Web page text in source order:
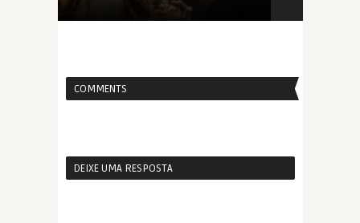
COMMENTS
DEIXE UMA RESPOSTA